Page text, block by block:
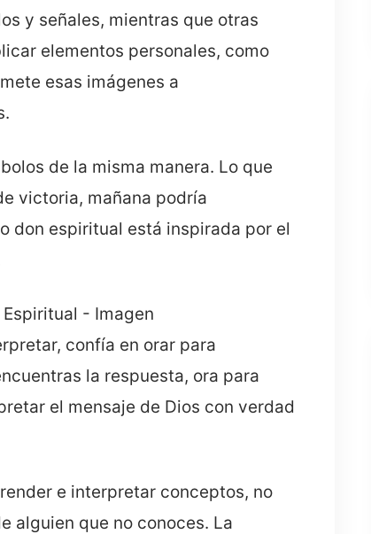
y señales, mientras que otras
elementos personales, como
esas imágenes a
de la misma manera. Lo que
victoria, mañana podría
don espiritual está inspirada por el
confía en orar para
la respuesta, ora para
el mensaje de Dios con verdad
e interpretar conceptos, no
alguien que no conoces. La